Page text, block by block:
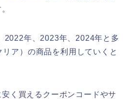
2022年、2023年、2024年と多
ア）の商品を利用していくと
く買えるクーポンコードやサ